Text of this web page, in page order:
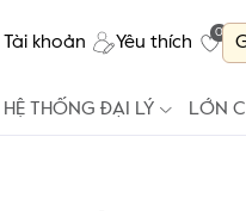
Tài khoản Yêu thích
0
HỆ THỐNG ĐẠI LÝ LỚN